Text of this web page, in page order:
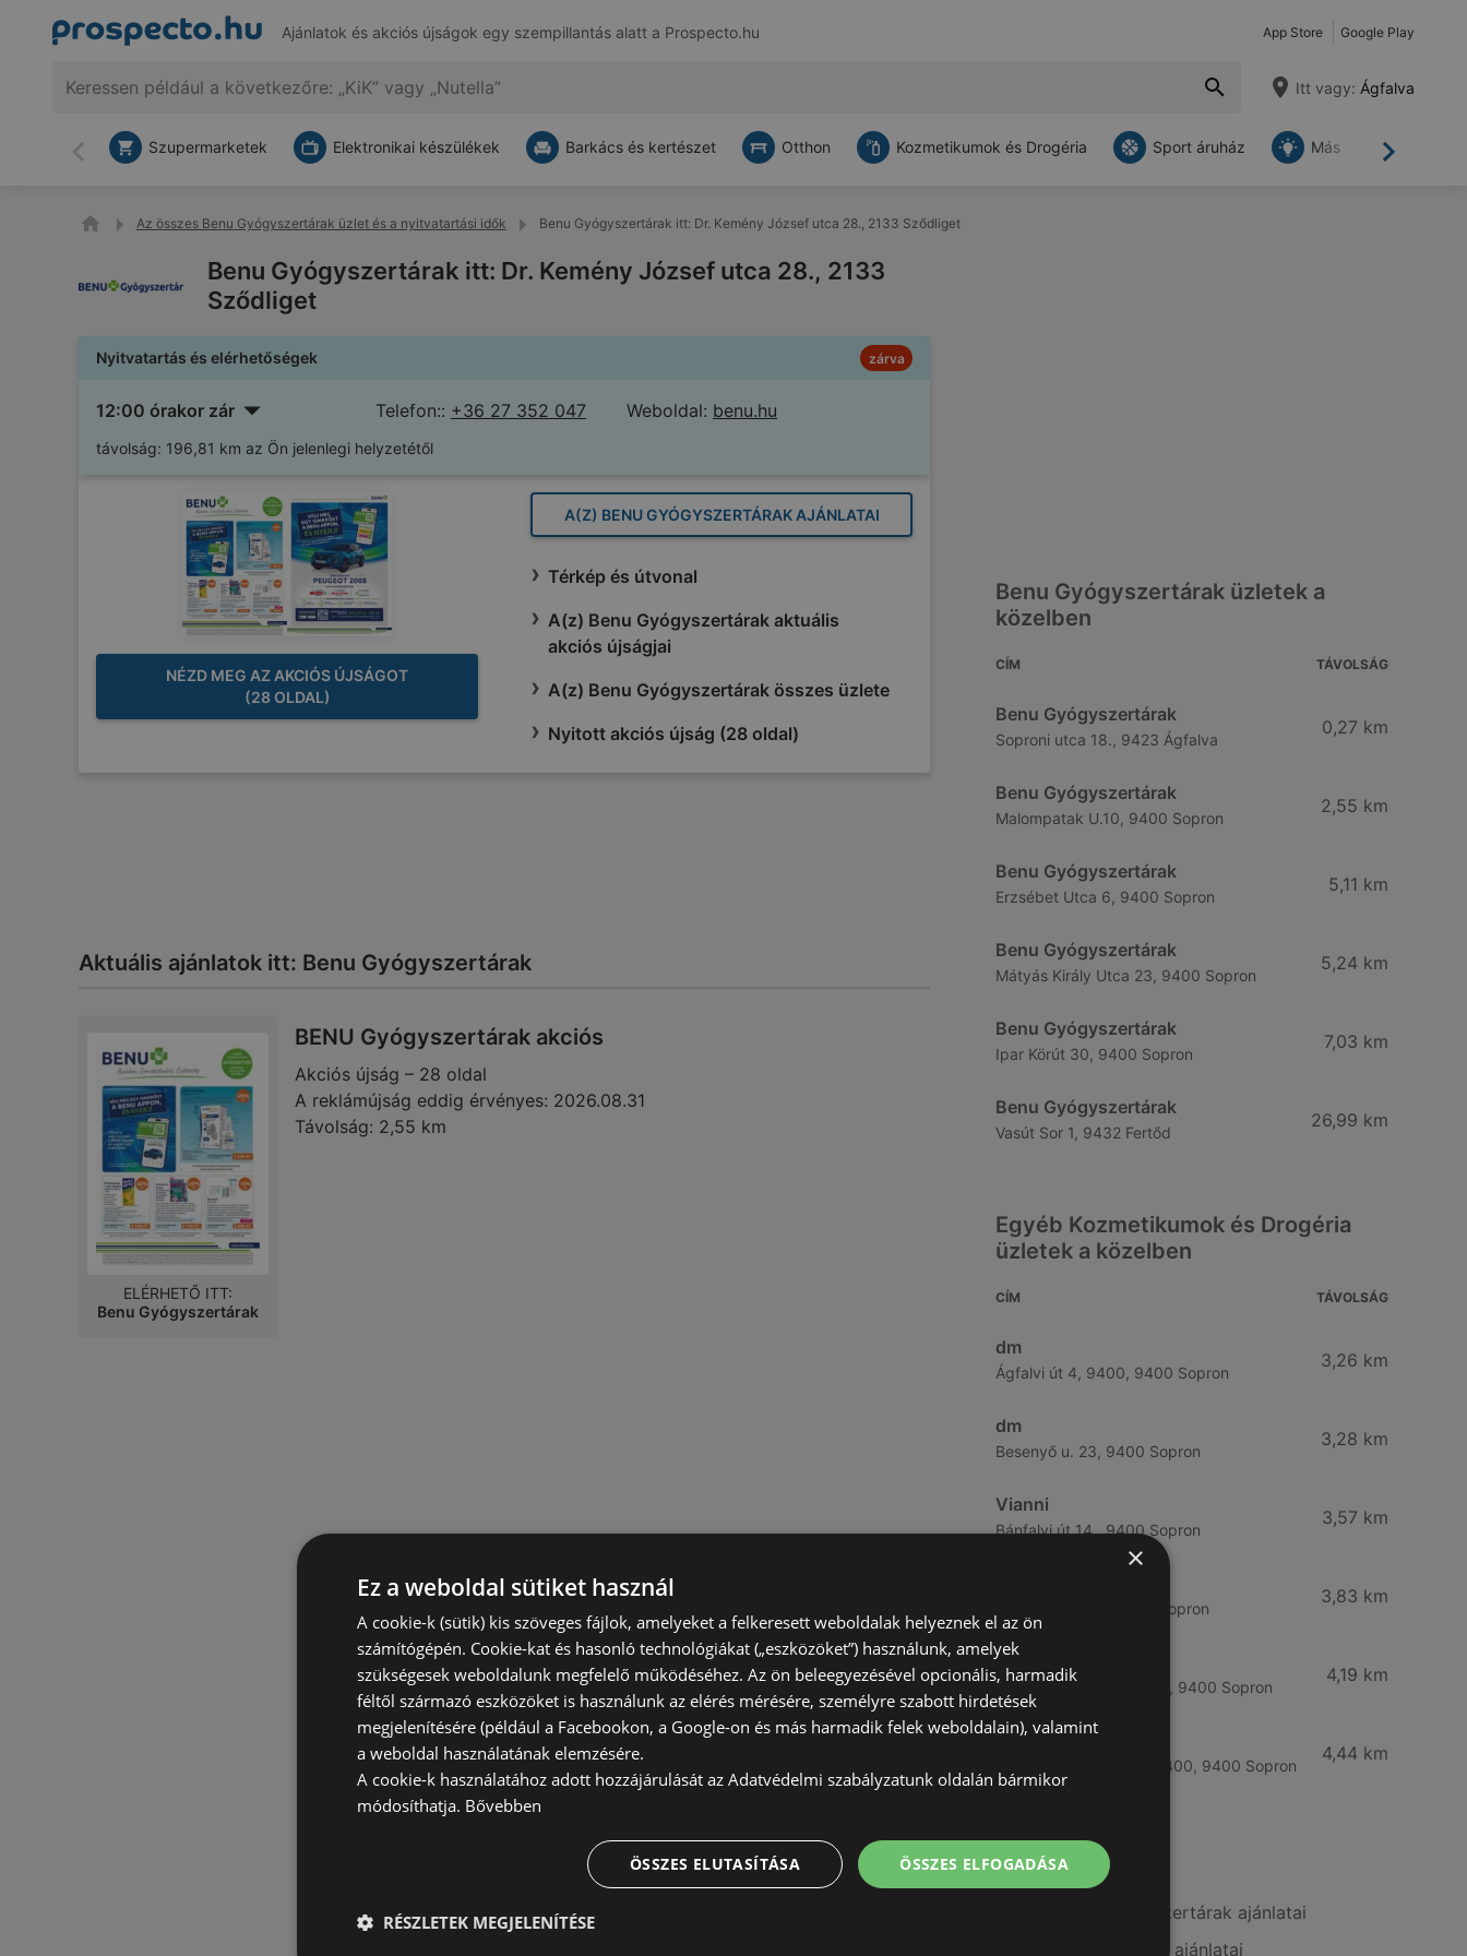
Ajánlatok és akciós újságok egy szempillantás alatt a Prospecto.hu App Store Google Play
Itt vagy: Ágfalva
Vissza Tovább
Szupermarketek Elektronikai készülékek Barkács és kertészet Otthon Kozmetikumok és Drogéria Sport áruház Más
Az összes Benu Gyógyszertárak üzlet és a nyitvatartási idők Benu Gyógyszertárak itt: Dr. Kemény József utca 28., 2133 Sződliget
Benu Gyógyszertárak itt: Dr. Kemény József utca 28., 2133
Sződliget
Nyitvatartás és elérhetőségek zárva
12:00 órakor zár Telefon:: +36 27 352 047 Weboldal: benu.hu
távolság: 196,81 km az Ön jelenlegi helyzetétől
NÉZD MEG AZ AKCIÓS ÚJSÁGOT
(28 OLDAL)
A(Z) BENU GYÓGYSZERTÁRAK AJÁNLATAI
Térkép és útvonal
A(z) Benu Gyógyszertárak aktuális
akciós újságjai
A(z) Benu Gyógyszertárak összes üzlete
Nyitott akciós újság (28 oldal)
Aktuális ajánlatok itt: Benu Gyógyszertárak
BENU Gyógyszertárak akciós
Akciós újság – 28 oldal
A reklámújság eddig érvényes: 2026.08.31
Távolság: 2,55 km
ELÉRHETŐ ITT:
Benu Gyógyszertárak
Benu Gyógyszertárak üzletek a
közelben
CÍM TÁVOLSÁG
Benu Gyógyszertárak
Soproni utca 18., 9423 Ágfalva
0,27 km
Benu Gyógyszertárak
Malompatak U.10, 9400 Sopron
2,55 km
Benu Gyógyszertárak
Erzsébet Utca 6, 9400 Sopron
5,11 km
Benu Gyógyszertárak
Mátyás Király Utca 23, 9400 Sopron
5,24 km
Benu Gyógyszertárak
Ipar Körút 30, 9400 Sopron
7,03 km
Benu Gyógyszertárak
Vasút Sor 1, 9432 Fertőd
26,99 km
Egyéb Kozmetikumok és Drogéria
üzletek a közelben
CÍM TÁVOLSÁG
dm
Ágfalvi út 4, 9400, 9400 Sopron
3,26 km
dm
Besenyő u. 23, 9400 Sopron
3,28 km
Vianni
Bánfalvi út 14., 9400 Sopron
3,57 km
Bánfalvi út 6-8., 9400 Sopron
3,83 km
Rossmann
Kodály Zoltán tér 16. 16., 9400 Sopron
4,19 km
dm
Lackner Kristóf u. 35, 9400, 9400 Sopron
4,44 km
További linkek
A(z) Benu Gyógyszertárak ajánlatai
A(z) goods market ajánlatai
×
Ez a weboldal sütiket használ
A cookie-k (sütik) kis szöveges fájlok, amelyeket a felkeresett weboldalak helyeznek el az ön
számítógépén. Cookie-kat és hasonló technológiákat („eszközöket”) használunk, amelyek
szükségesek weboldalunk megfelelő működéséhez. Az ön beleegyezésével opcionális, harmadik
féltől származó eszközöket is használunk az elérés mérésére, személyre szabott hirdetések
megjelenítésére (például a Facebookon, a Google-on és más harmadik felek weboldalain), valamint
a weboldal használatának elemzésére.
A cookie-k használatához adott hozzájárulását az Adatvédelmi szabályzatunk oldalán bármikor
módosíthatja. Bővebben
ÖSSZES ELFOGADÁSA
ÖSSZES ELUTASÍTÁSA
RÉSZLETEK MEGJELENÍTÉSE